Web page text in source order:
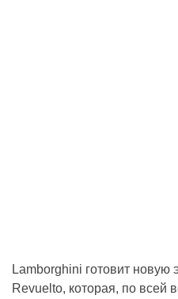
Lamborghini готовит новую
Revuelto, которая, по всей